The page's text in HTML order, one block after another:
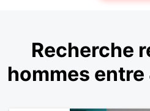
Recherche
hommes